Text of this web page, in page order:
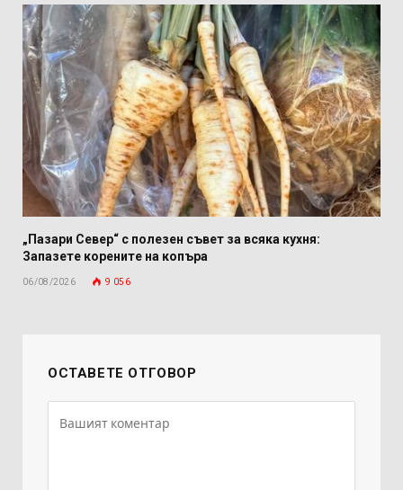
„Пазари Север“ с полезен съвет за всяка кухня:
Запазете корените на копъра
06/08/2026 9 056
ОСТАВЕТЕ ОТГОВОР